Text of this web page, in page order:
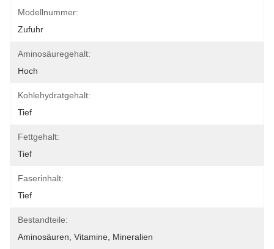
Modellnummer:
Zufuhr
Aminosäuregehalt:
Hoch
Kohlehydratgehalt:
Tief
Fettgehalt:
Tief
Faserinhalt:
Tief
Bestandteile:
Aminosäuren, Vitamine, Mineralien